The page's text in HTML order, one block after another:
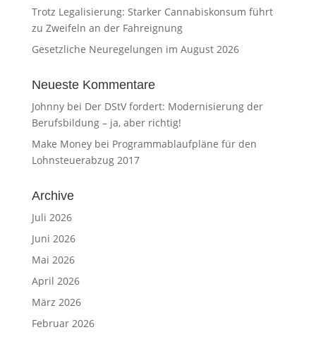
Trotz Legalisierung: Starker Cannabiskonsum führt
zu Zweifeln an der Fahreignung
Gesetzliche Neuregelungen im August 2026
Neueste Kommentare
Johnnybei Der DStV fordert: Modernisierung der
Berufsbildung – ja, aber richtig!
Make Moneybei Programmablaufpläne für den
Lohnsteuerabzug 2017
Archive
Juli 2026
Juni 2026
Mai 2026
April 2026
März 2026
Februar 2026